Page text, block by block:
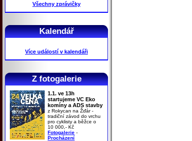
Všechny zprávičky
Kalendář
Více událostí v kalendáři
Z fotogalerie
1.1. ve 13h
startujeme VC Eko
komíny a ADS stavby
z Rokycan na Žďár -
tradiční závod do vrchu
pro cyklisty a běžce o
10 000,- Kč
Fotogalerie -
Procházení